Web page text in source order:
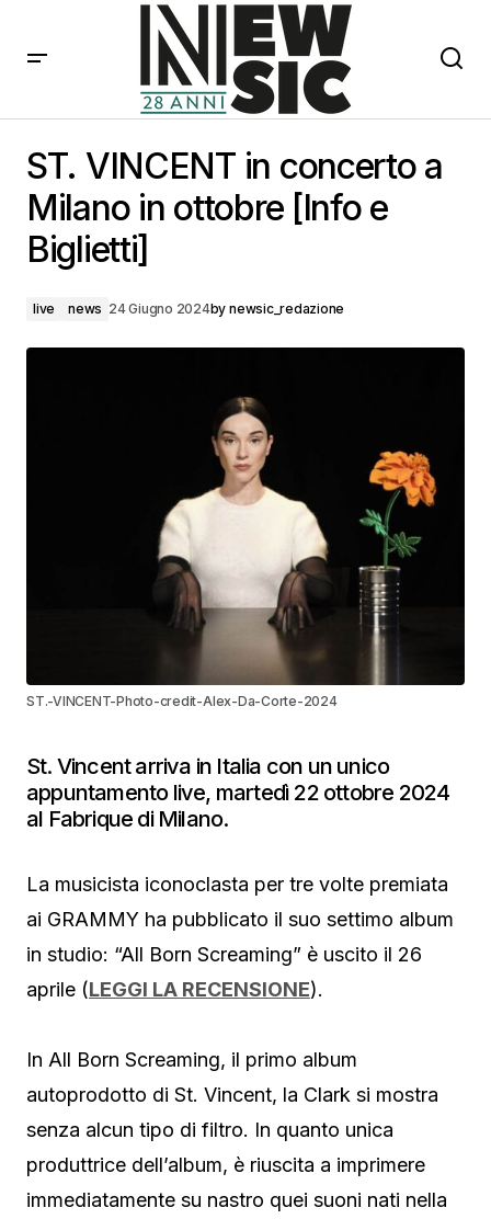
Biglietti]
ST. VINCENT in concerto a
Milano in ottobre [Info e
Biglietti]
live news 24 Giugno 2024by newsic_redazione
ST.-VINCENT-Photo-credit-Alex-Da-Corte-2024
St. Vincent arriva in Italia con un unico
appuntamento live, martedì 22 ottobre 2024
al Fabrique di Milano.
La musicista iconoclasta per tre volte premiata
ai GRAMMY ha pubblicato il suo settimo album
in studio: “All Born Screaming” è uscito il 26
aprile (LEGGI LA RECENSIONE).
In All Born Screaming, il primo album
autoprodotto di St. Vincent, la Clark si mostra
senza alcun tipo di filtro. In quanto unica
produttrice dell’album, è riuscita a imprimere
immediatamente su nastro quei suoni nati nella